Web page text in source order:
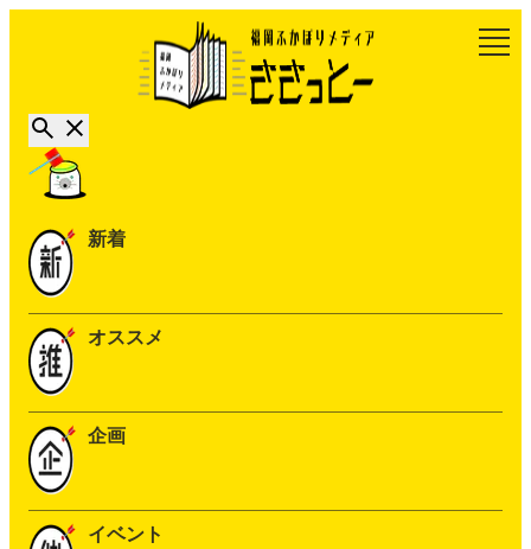
新着
オススメ
企画
イベント